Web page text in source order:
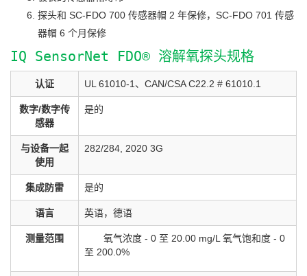
探头和 SC-FDO 700 传感器帽 2 年保修，SC-FDO 701 传感
器帽 6 个月保修
IQ SensorNet FDO® 溶解氧探头规格
认证 UL 61010-1、CAN/CSA C22.2 # 61010.1
数字/数字传
感器
是的
与设备一起
使用
282/284, 2020 3G
集成防雷 是的
语言 英语，德语
测量范围
氧气浓度 - 0 至 20.00 mg/L 氧气饱和度 - 0
至 200.0%